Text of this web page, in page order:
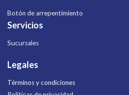
Botón de arrepentimiento
Servicios
Sucursales
Legales
Términos y condiciones